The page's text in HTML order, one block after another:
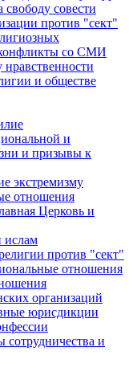
совести
против "сект"
со СМИ
и обществе
и
и призывы к
экстремизму
отношения
Церковь и
ислам
против "сект"
отношения
организаций
юрисдикции
и